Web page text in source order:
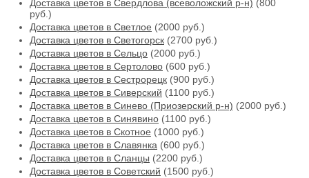
Доставка цветов в Свердлова (всеволожский р-н) (800
руб.)
Доставка цветов в Светлое (2000 руб.)
Доставка цветов в Светогорск (2700 руб.)
Доставка цветов в Сельцо (2000 руб.)
Доставка цветов в Сертолово (600 руб.)
Доставка цветов в Сестрорецк (900 руб.)
Доставка цветов в Сиверский (1100 руб.)
Доставка цветов в Синево (Приозерский р-н) (2000 руб.)
Доставка цветов в Синявино (1100 руб.)
Доставка цветов в Скотное (1000 руб.)
Доставка цветов в Славянка (600 руб.)
Доставка цветов в Сланцы (2200 руб.)
Доставка цветов в Советский (1500 руб.)